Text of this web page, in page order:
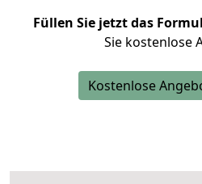
Füllen Sie jetzt das
Sie kostenlose
Kostenlose